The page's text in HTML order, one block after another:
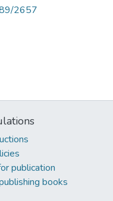
2657
publication
books